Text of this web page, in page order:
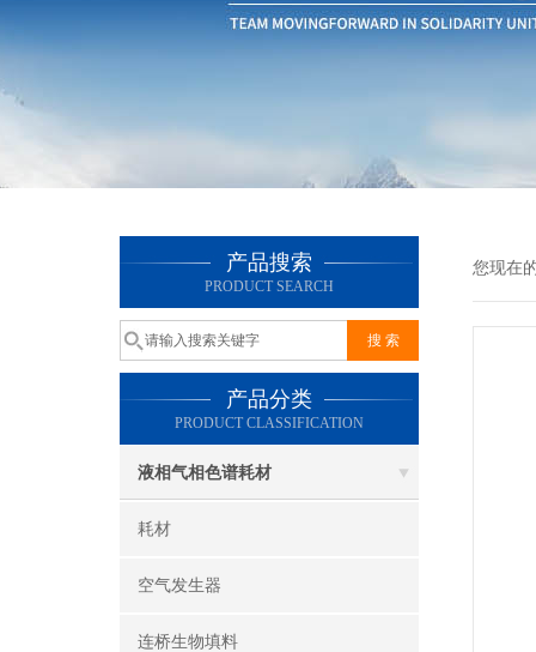
产品搜索
PRODUCT SEARCH
产品分类
PRODUCT CLASSIFICATION
液相气相色谱耗材
耗材
空气发生器
连桥生物填料
您现在